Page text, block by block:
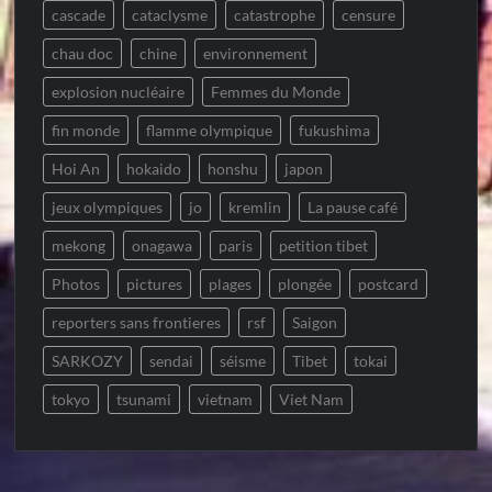
cascade cataclysme catastrophe censure
chau doc chine environnement
explosion nucléaire Femmes du Monde
fin monde flamme olympique fukushima
Hoi An hokaido honshu japon
jeux olympiques jo kremlin La pause café
mekong onagawa paris petition tibet
Photos pictures plages plongée postcard
reporters sans frontieres rsf Saigon
SARKOZY sendai séisme Tibet tokai
tokyo tsunami vietnam Viet Nam